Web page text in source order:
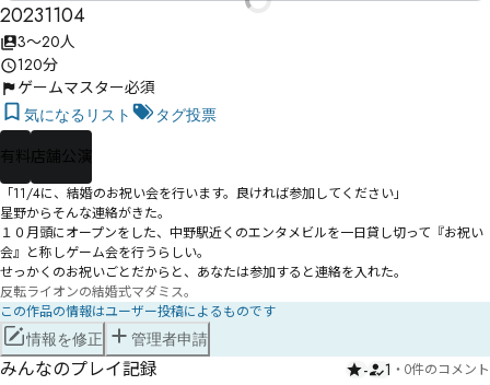
20231104
3〜20人
120分
ゲームマスター必須
気になるリスト タグ投票
有料 店舗公演
「11/4に、結婚のお祝い会を行います。良ければ参加してください」
星野からそんな連絡がきた。
１０月頭にオープンをした、中野駅近くのエンタメビルを一日貸し切って『お祝い
会』と称しゲーム会を行うらしい。
反転ライオンの結婚式マダミス。
この作品の情報はユーザー投稿によるものです
情報を修正 管理者申請
みんなのプレイ記録 - 1 ・ 0件のコメント